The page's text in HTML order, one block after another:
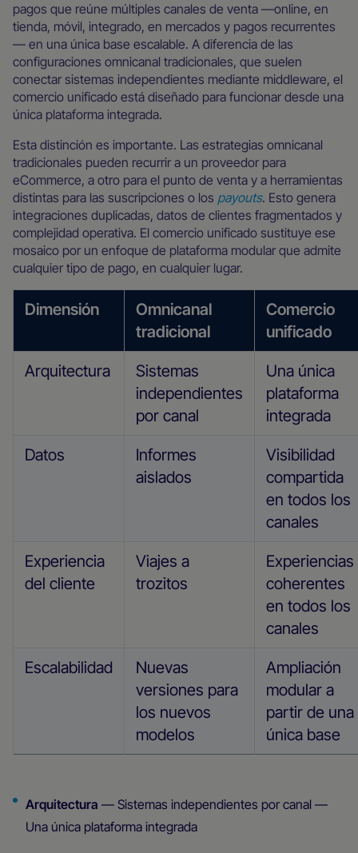
pagos que reúne múltiples canales de venta —online, en
tienda, móvil, integrado, en mercados y pagos recurrentes
— en una única base escalable. A diferencia de las
configuraciones omnicanal tradicionales, que suelen
conectar sistemas independientes mediante middleware, el
comercio unificado está diseñado para funcionar desde una
única plataforma integrada.
Esta distinción es importante. Las estrategias omnicanal
tradicionales pueden recurrir a un proveedor para
eCommerce, a otro para el punto de venta y a herramientas
distintas para las suscripciones o los payouts. Esto genera
integraciones duplicadas, datos de clientes fragmentados y
complejidad operativa. El comercio unificado sustituye ese
mosaico por un enfoque de plataforma modular que admite
cualquier tipo de pago, en cualquier lugar.
Dimensión
Omnicanal
tradicional
Comercio
unificado
Arquitectura
Sistemas
independientes
por canal
Una única
plataforma
integrada
Datos
Informes
aislados
Visibilidad
compartida
en todos los
canales
Experiencia
del cliente
Viajes a
trozitos
Experiencias
coherentes
en todos los
canales
Escalabilidad
Nuevas
versiones para
los nuevos
modelos
Ampliación
modular a
partir de una
única base
Arquitectura — Sistemas independientes por canal —
Una única plataforma integrada